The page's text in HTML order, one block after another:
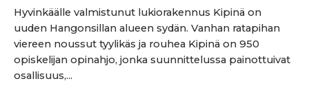
Hyvinkäälle valmistunut lukiorakennus Kipinä on
uuden Hangonsillan alueen sydän. Vanhan ratapihan
viereen noussut tyylikäs ja rouhea Kipinä on 950
opiskelijan opinahjo, jonka suunnittelussa painottuivat
osallisuus,...